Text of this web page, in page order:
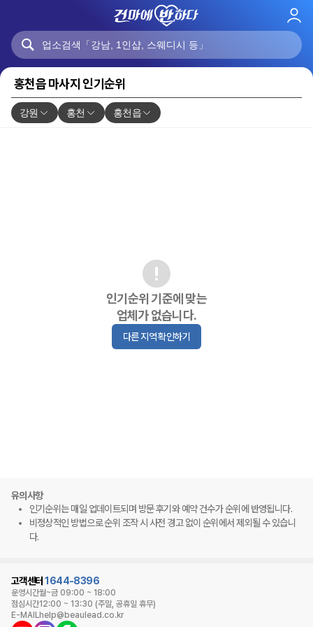
로
홍천읍 마사지 인기순위
강원 홍천 홍천읍
인기순위 기준에 맞는
업체가 없습니다.
다른 지역 확인하기
유의사항
인기순위는 매일 업데이트되며 방문 후기와 예약 건수가 순위에 반영됩니다.
비정상적인 방법으로 순위 조작 시 사전 경고 없이 순위에서 제외될 수 있습니
다.
고객센터 1644-8396
운영시간월~금 09:00 ~ 18:00
점심시간12:00 ~ 13:30 (주말, 공휴일 휴무)
E-MAILhelp@beaulead.co.kr